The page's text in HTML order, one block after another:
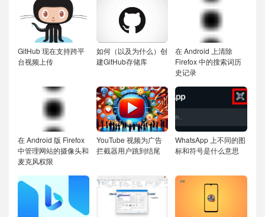
GitHub 现在支持跨平
台视频上传
如何（以及为什么）创
建GitHub存储库
在 Android 上清除
Firefox 中的搜索词历
史记录
在 Android 版 Firefox
中管理网站的摄像头和
麦克风权限
YouTube 视频为广告
拦截器用户跳到结尾
WhatsApp 上不同的图
标和符号是什么意思